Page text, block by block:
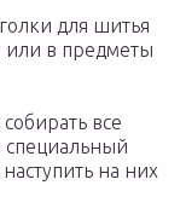
для шитья
или в предметы
все
специальный
на них